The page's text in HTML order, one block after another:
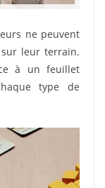
ne peuvent
leur terrain.
à un feuillet
type de